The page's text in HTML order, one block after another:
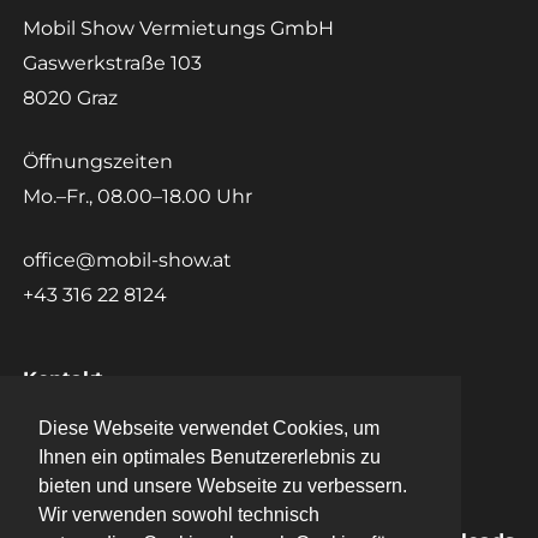
Mobil Show Vermietungs GmbH
Gaswerkstraße 103
8020 Graz
Öffnungszeiten
Mo.–Fr., 08.00–18.00 Uhr
office@mobil-show.at
+43 316 22 8124
Kontakt
Datenschutz
Impressum
Diese Webseite verwendet Cookies, um
Ihnen ein optimales Benutzererlebnis zu
bieten und unsere Webseite zu verbessern.
Wir verwenden sowohl technisch
Diese Webseite verwendet Cookies, um
Ihnen ein optimales Benutzererlebnis zu
bieten und unsere Webseite zu verbessern.
Wir verwenden sowohl technisch